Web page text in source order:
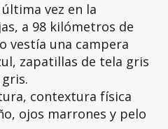
vez en la
a 98 kilómetros de
vestía una campera
zapatillas de tela gris
contextura física
ojos marrones y pelo